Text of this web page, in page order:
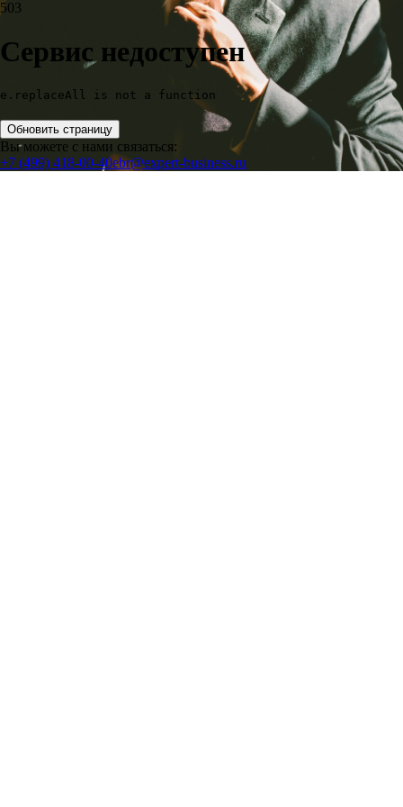
503
Сервис недоступен
e.replaceAll is not a function
Обновить страницу
Вы можете с нами связаться:
+7 (499) 418-00-40ebr@expert-business.ru